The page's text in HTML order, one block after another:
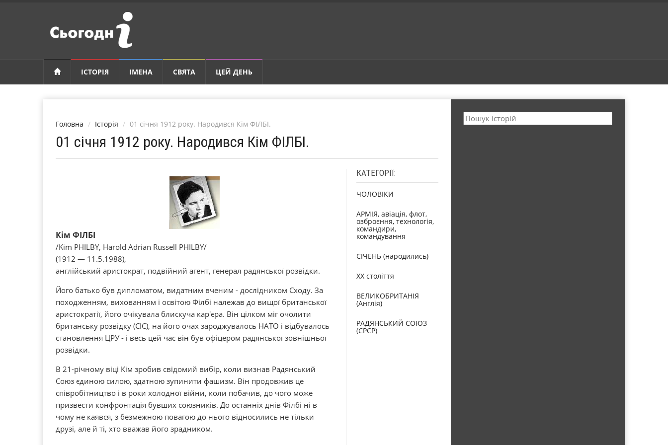
ІСТОРІЯ ІМЕНА СВЯТА ЦЕЙ ДЕНЬ
Головна Історія 01 січня 1912 року. Народився Кім ФІЛБІ.
01 січня 1912 року. Народився Кім ФІЛБІ.
Кім ФІЛБІ
/Kim PHILBY, Harold Adrian Russell PHILBY/
(1912 — 11.5.1988),
англійський аристократ, подвійний агент, генерал радянської розвідки.
Його батько був дипломатом, видатним вченим - дослідником Сходу. За
походженням, вихованням і освітою Філбі належав до вищої британської
аристократії, його очікувала блискуча кар'єра. Він цілком міг очолити
британську розвідку (СІС), на його очах зароджувалось НАТО і відбувалось
становлення ЦРУ - і весь цей час він був офіцером радянської зовнішньої
розвідки.
В 21-річному віці Кім зробив свідомий вибір, коли визнав Радянський
Союз єдиною силою, здатною зупинити фашизм. Він продовжив це
співробітництво і в роки холодної війни, коли побачив, до чого може
призвести конфронтація бувших союзників. До останніх днів Філбі ні в
чому не каявся, з безмежною повагою до нього відносились не тільки
друзі, але й ті, хто вважав його зрадником.
КАТЕГОРІЇ:
ЧОЛОВІКИ
АРМІЯ, авіація, флот,
озброєння, технологія,
командири,
командування
СІЧЕНЬ (народились)
XX століття
ВЕЛИКОБРИТАНІЯ
(Англія)
РАДЯНСЬКИЙ СОЮЗ
(СРСР)